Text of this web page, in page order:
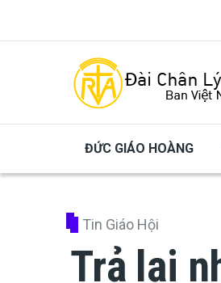
ĐỨC GIÁO HOÀNG
Tin Giáo Hội
Trả lại